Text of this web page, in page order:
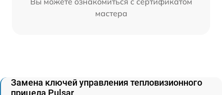
мастера
Замена ключей управления тепловизионного
прицела Pulsar